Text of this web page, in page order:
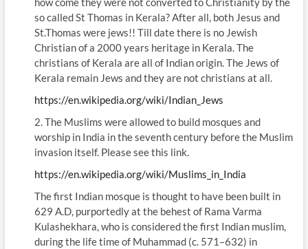
so called St Thomas in Kerala? After all, both Jesus and
St.Thomas were jews!! Till date there is no Jewish
Christian of a 2000 years heritage in Kerala. The
christians of Kerala are all of Indian origin. The Jews of
Kerala remain Jews and they are not christians at all.
https://en.wikipedia.org/wiki/Indian_Jews
2. The Muslims were allowed to build mosques and
worship in India in the seventh century before the Muslim
invasion itself. Please see this link.
https://en.wikipedia.org/wiki/Muslims_in_India
The first Indian mosque is thought to have been built in
629 A.D, purportedly at the behest of Rama Varma
Kulashekhara, who is considered the first Indian muslim,
during the life time of Muhammad (c. 571–632) in